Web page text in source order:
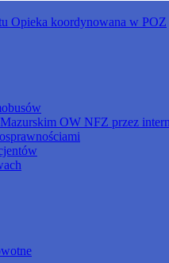
Opieka koordynowana w POZ
OW NFZ przez